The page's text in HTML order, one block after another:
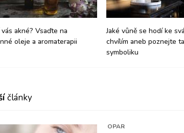
akné? Vsaďte na
oleje a aromaterapii
Jaké vůně se hodí ke
chvílím aneb poznejte
symboliku
články
OPAR